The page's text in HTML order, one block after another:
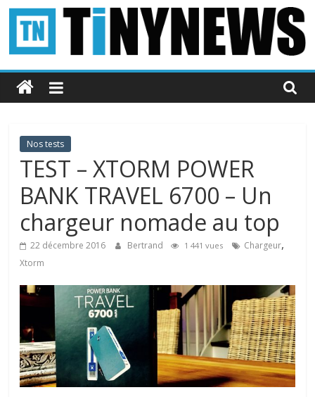
Passer
contenu
Tinynews
Le
belge
connecté
Nos tests
TEST – XTORM POWER
BANK TRAVEL 6700 – Un
chargeur nomade au top
22 décembre 2016 Bertrand 1 441 vues Chargeur,
Xtorm